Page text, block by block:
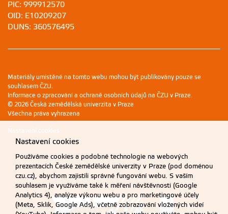
PIC: 999912570
OID: E10209207
DUNS: 360576495
Materiály umístěné na tomto webu mohou být publikovány pouze se
souhlasem ČZU.
Informace o zpracování a ochraně osobních údajů na ČZU v Praze.
© 2026 Česká zemědělská univerzita v Praze
Všechna práva vyhrazena
Nastavení cookies
Nastavení cookies
Používáme cookies a podobné technologie na webových
prezentacích České zemědělské univerzity v Praze (pod doménou
czu.cz), abychom zajistili správné fungování webu. S vaším
souhlasem je využíváme také k měření návštěvnosti (Google
Analytics 4), analýze výkonu webu a pro marketingové účely
(Meta, Sklik, Google Ads), včetně zobrazování vložených videí